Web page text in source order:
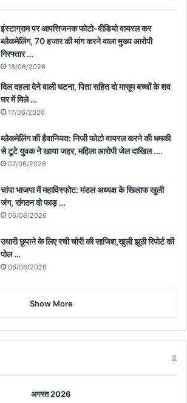
इंस्टाग्राम पर आपत्तिजनक फोटो-वीडियो वायरल कर
ब्लैकमेलिंग, 70 हजार की मांग करने वाला मुख्य आरोपी
गिरफ्तार …
18/06/2026
दिल दहला देने वाली घटना, पिता सहित दो मासूम बच्चों के शव
घर में मिले …
17/06/2026
ब्लैकमेलिंग की हैवानियत: निजी फोटो वायरल करने की धमकी
से टूटे युवक ने खाया जहर, महिला आरोपी जेल दाखिल ….
07/06/2026
चांपा भाजपा में महाविस्फोट: मंडल अध्यक्ष के खिलाफ खुली
जंग, संगठन दो फाड़ …
06/06/2026
उधारी छुपाने के लिए रची चोरी की साजिश,खुली झूठी रिपोर्ट की
पोल …
06/06/2026
Show More
अगस्त 2026